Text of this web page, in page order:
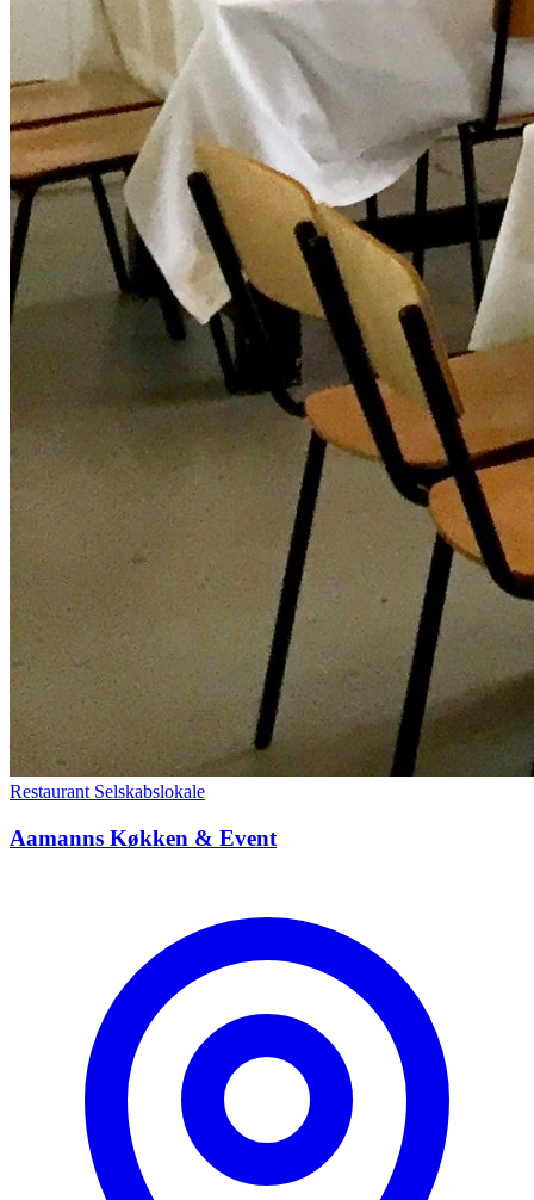
Restaurant Selskabslokale
Aamanns Køkken & Event